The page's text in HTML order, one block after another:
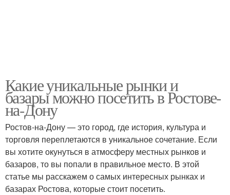
Какие уникальные рынки и
базары можно посетить в Ростове-
на-Дону
Ростов-на-Дону — это город, где история, культура и
торговля переплетаются в уникальное сочетание. Если
вы хотите окунуться в атмосферу местных рынков и
базаров, то вы попали в правильное место. В этой
статье мы расскажем о самых интересных рынках и
базарах Ростова, которые стоит посетить.